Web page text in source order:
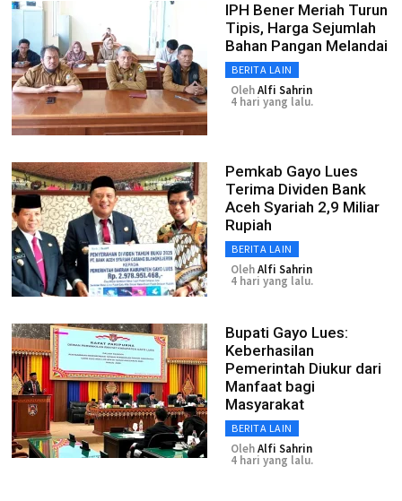
IPH Bener Meriah Turun
Tipis, Harga Sejumlah
Bahan Pangan Melandai
BERITA LAIN
OlehAlfi Sahrin
4 hari yang lalu.
Pemkab Gayo Lues
Terima Dividen Bank
Aceh Syariah 2,9 Miliar
Rupiah
BERITA LAIN
OlehAlfi Sahrin
4 hari yang lalu.
Bupati Gayo Lues:
Keberhasilan
Pemerintah Diukur dari
Manfaat bagi
Masyarakat
BERITA LAIN
OlehAlfi Sahrin
4 hari yang lalu.